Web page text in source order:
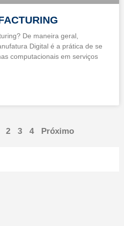
De maneira geral,
Digital é a prática de se
computacionais em serviços
2 3 4 Próximo